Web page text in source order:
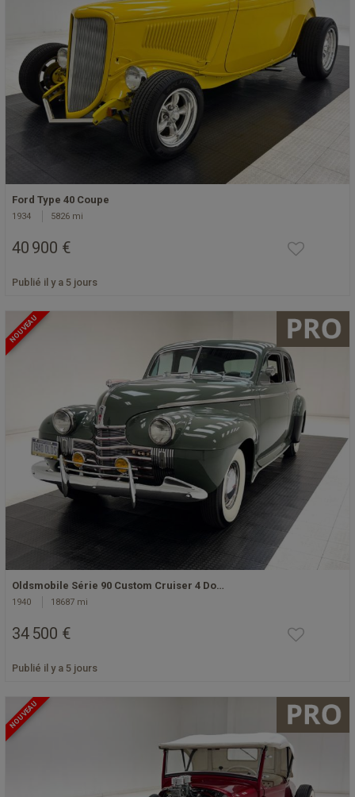
Ford Type 40 Coupe
1934 5826 mi
40 900 €
Publié il y a 5 jours
NOUVEAU
Oldsmobile Série 90 Custom Cruiser 4 Do…
1940 18687 mi
34 500 €
Publié il y a 5 jours
NOUVEAU